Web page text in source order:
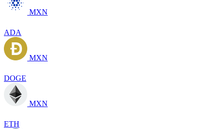
MXN
ADA
MXN
DOGE
MXN
ETH